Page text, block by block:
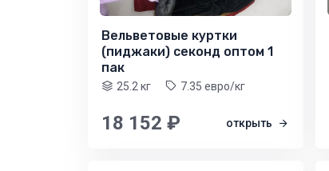
Вельветовые куртки
(пиджаки) секонд оптом 1
пак
25.2 кг 7.35 евро/кг
18 152 ₽ открыть